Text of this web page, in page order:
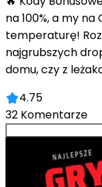
na 100%, a my
temperaturę!
najgrubszych
domu, czy z
4.75
32 Komentarze